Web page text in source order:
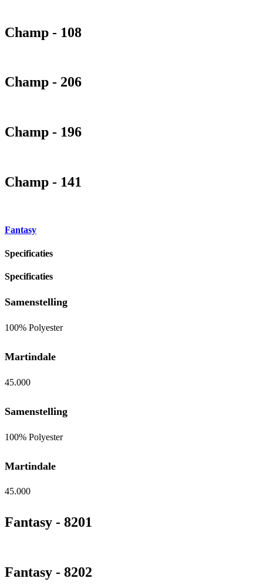
Champ - 108
Champ - 206
Champ - 196
Champ - 141
Fantasy
Specificaties
Specificaties
Samenstelling
100% Polyester
Martindale
45.000
Samenstelling
100% Polyester
Martindale
45.000
Fantasy - 8201
Fantasy - 8202